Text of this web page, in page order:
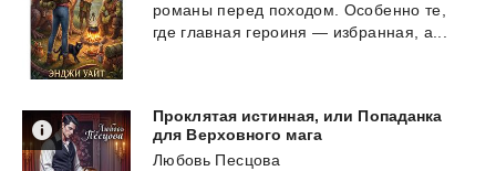
романы перед походом. Особенно те,
где главная героиня — избранная, а...
Проклятая истинная, или Попаданка
для Верховного мага
Любовь Песцова